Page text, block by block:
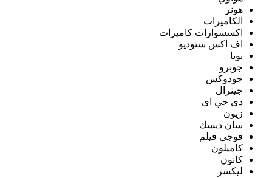
هونر
الكاميرات
اكسسوارات كاميرات
اف اكس ستوديو
بويا
جوبرو
جودوكس
جينرال
دى جي اى
زيون
سان ديسك
فوجى فيلم
كاميلون
كانون
ليكسر